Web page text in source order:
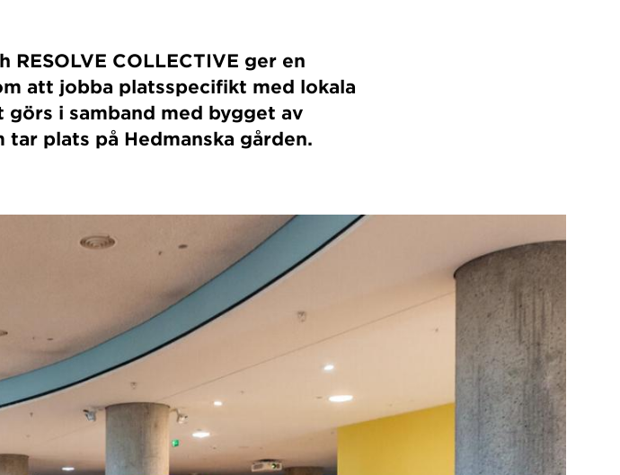
COLLECTIVE ger en
att jobba platsspecifikt med lokala
i samband med bygget av
plats på Hedmanska gården.